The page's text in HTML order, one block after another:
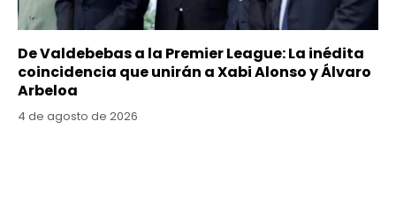
De Valdebebas a la Premier League: La inédita
coincidencia que unirán a Xabi Alonso y Álvaro
Arbeloa
4 de agosto de 2026